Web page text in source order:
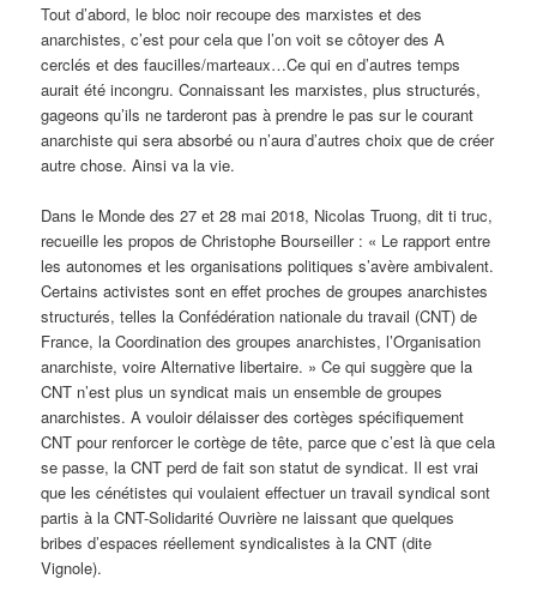
Tout d’abord, le bloc noir recoupe des marxistes et des
anarchistes, c’est pour cela que l’on voit se côtoyer des A
cerclés et des faucilles/marteaux…Ce qui en d’autres temps
aurait été incongru. Connaissant les marxistes, plus structurés,
gageons qu’ils ne tarderont pas à prendre le pas sur le courant
anarchiste qui sera absorbé ou n’aura d’autres choix que de créer
autre chose. Ainsi va la vie.
Dans le Monde des 27 et 28 mai 2018, Nicolas Truong, dit ti truc,
recueille les propos de Christophe Bourseiller : « Le rapport entre
les autonomes et les organisations politiques s’avère ambivalent.
Certains activistes sont en effet proches de groupes anarchistes
structurés, telles la Confédération nationale du travail (CNT) de
France, la Coordination des groupes anarchistes, l’Organisation
anarchiste, voire Alternative libertaire. » Ce qui suggère que la
CNT n’est plus un syndicat mais un ensemble de groupes
anarchistes. A vouloir délaisser des cortèges spécifiquement
CNT pour renforcer le cortège de tête, parce que c’est là que cela
se passe, la CNT perd de fait son statut de syndicat. Il est vrai
que les cénétistes qui voulaient effectuer un travail syndical sont
partis à la CNT-Solidarité Ouvrière ne laissant que quelques
bribes d’espaces réellement syndicalistes à la CNT (dite
Vignole).